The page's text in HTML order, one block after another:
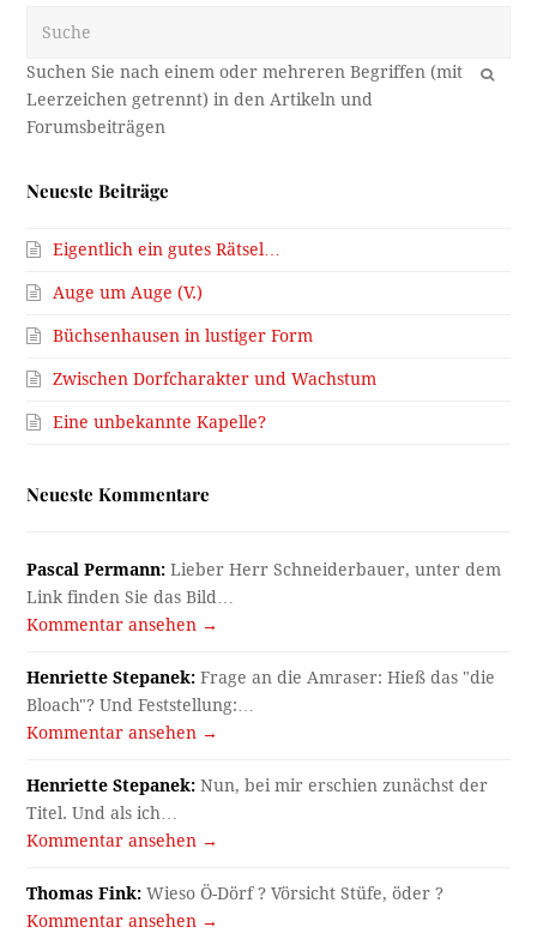
OK
Neueste Beiträge
Eigentlich ein gutes Rätsel…
Auge um Auge (V.)
Büchsenhausen in lustiger Form
Zwischen Dorfcharakter und Wachstum
Eine unbekannte Kapelle?
Neueste Kommentare
Pascal Permann: Lieber Herr Schneiderbauer, unter dem
Link finden Sie das Bild…
Kommentar ansehen →
Henriette Stepanek: Frage an die Amraser: Hieß das "die
Bloach"? Und Feststellung:…
Kommentar ansehen →
Henriette Stepanek: Nun, bei mir erschien zunächst der
Titel. Und als ich…
Kommentar ansehen →
Thomas Fink: Wieso Ö-Dörf ? Vörsicht Stüfe, öder ?
Kommentar ansehen →